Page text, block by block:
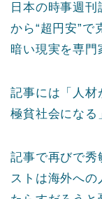
日本の時事週
から“超円安”
暗い現実を専門
記事には「人材
極貧社会になる
記事で再びで秀
ストは海外への